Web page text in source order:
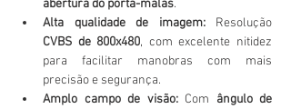
abertura do porta-malas.
Alta qualidade de imagem:
CVBS de 800x480, com excelente nitidez
para facilitar manobras com mais
precisão e segurança.
Amplo campo de visão: Com ângulo de